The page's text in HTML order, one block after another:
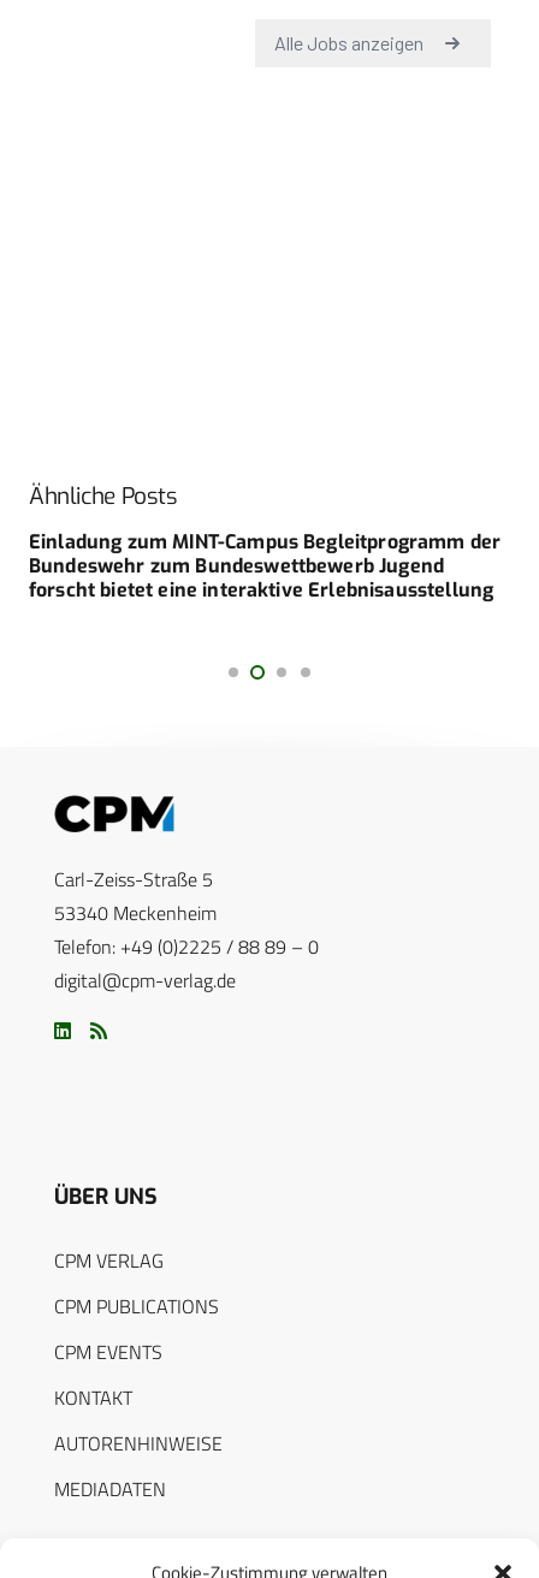
Ähnliche Posts
Einladung zum MINT-Campus Begleitprogramm der
Bundeswehr zum Bundeswettbewerb Jugend
forscht bietet eine interaktive Erlebnisausstellung
Carl-Zeiss-Straße 5
53340 Meckenheim
Telefon: +49 (0)2225 / 88 89 – 0
digital@cpm-verlag.de
ÜBER UNS
CPM VERLAG
CPM PUBLICATIONS
CPM EVENTS
KONTAKT
AUTORENHINWEISE
MEDIADATEN